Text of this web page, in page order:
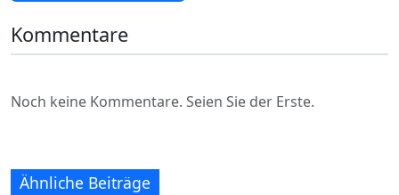
Kommentare
Noch keine Kommentare. Seien Sie der Erste.
Ähnliche Beiträge